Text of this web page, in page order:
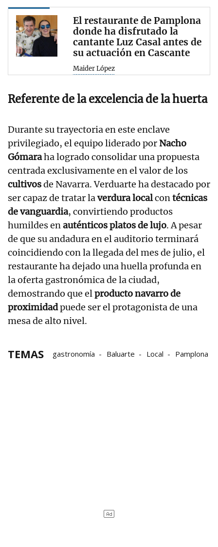
El restaurante de Pamplona
donde ha disfrutado la
cantante Luz Casal antes de
su actuación en Cascante
Maider López
Referente de la excelencia de la huerta
Durante su trayectoria en este enclave
privilegiado, el equipo liderado por Nacho
Gómaraha logrado consolidar una propuesta
centrada exclusivamente en el valor de los
cultivosde Navarra. Verduarte ha destacado por
ser capaz de tratar laverdura localcontécnicas
de vanguardia, convirtiendo productos
humildes enauténticos platos de lujo. A pesar
de que su andadura en el auditorio terminará
coincidiendo con la llegada del mes de julio, el
restaurante ha dejado una huella profunda en
la oferta gastronómica de la ciudad,
demostrando que elproducto navarro de
proximidadpuede ser el protagonista de una
mesa de alto nivel.
TEMAS gastronomía Baluarte Local Pamplona